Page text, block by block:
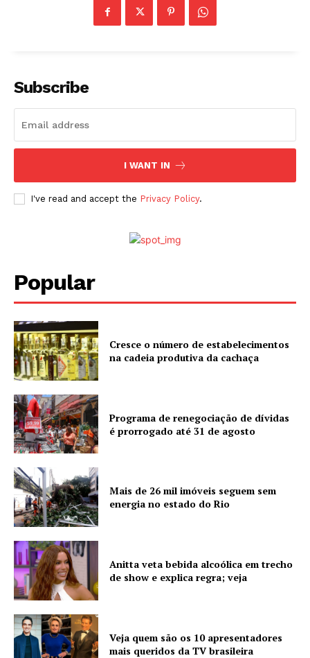
Subscribe
I WANT IN
I've read and accept the Privacy Policy.
Popular
Cresce o número de estabelecimentos
na cadeia produtiva da cachaça
Programa de renegociação de dívidas
é prorrogado até 31 de agosto
Mais de 26 mil imóveis seguem sem
energia no estado do Rio
Anitta veta bebida alcoólica em trecho
de show e explica regra; veja
Veja quem são os 10 apresentadores
mais queridos da TV brasileira